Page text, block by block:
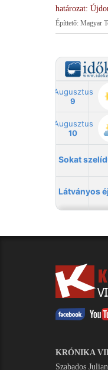
határozat:
Építtető: Magyar
KRÓNIKA
Szabados